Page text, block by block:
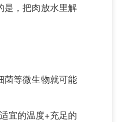
是，把肉放水里解
菌等微生物就可能
宜的温度+充足的